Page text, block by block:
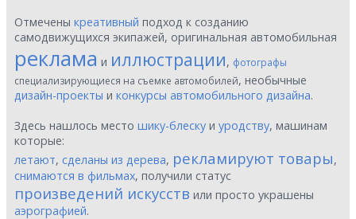
Отмечены креативный подход к созданию
самодвижущихся экипажей, оригинальная автомобильная
реклама и иллюстрации, фотографы
специализирующиеся на съемке автомобилей, необычные
дизайн-проекты и конкурсы автомобильного дизайна.
Здесь нашлось место шику-блеску и уродству, машинам
которые:
летают, сделаны из дерева, рекламируют товары,
снимаются в фильмах, получили статус
произведений искусств или просто украшены
аэрографией.